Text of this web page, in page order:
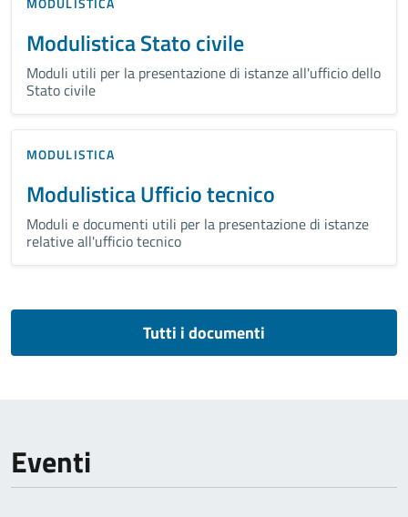
Modulistica Stato civile
Moduli utili per la presentazione di istanze all'ufficio dello
Stato civile
MODULISTICA
Modulistica Ufficio tecnico
Moduli e documenti utili per la presentazione di istanze
relative all'ufficio tecnico
Tutti i documenti
Eventi